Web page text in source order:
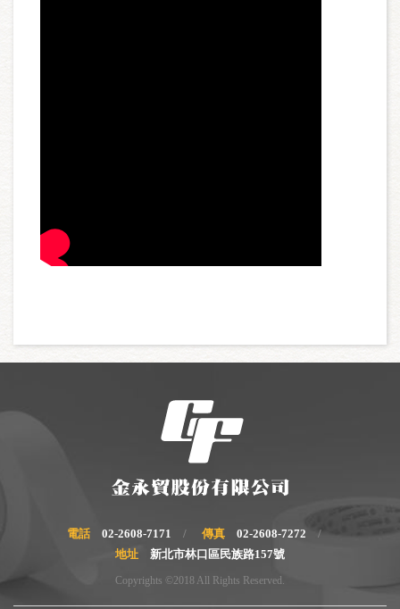
電話 02-2608-7171 傳真
02-2608-7272
地址
新北市林口區民族路157號
Copyrights ©2018 All Rights Reserved.